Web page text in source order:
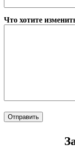
Что хотите